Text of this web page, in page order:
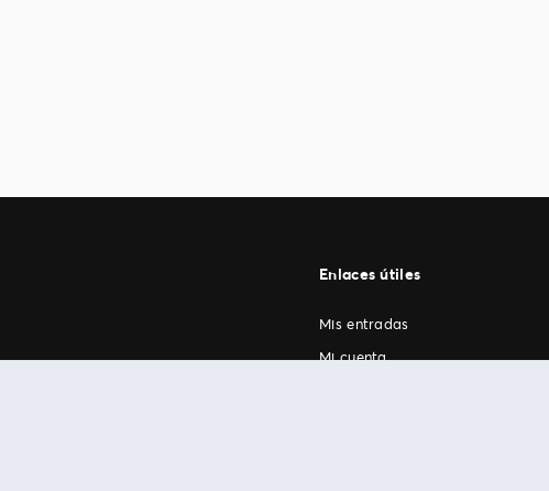
Enlaces útiles
Mis entradas
Mi cuenta